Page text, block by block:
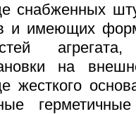
снабженных
и имеющих
на
жесткого